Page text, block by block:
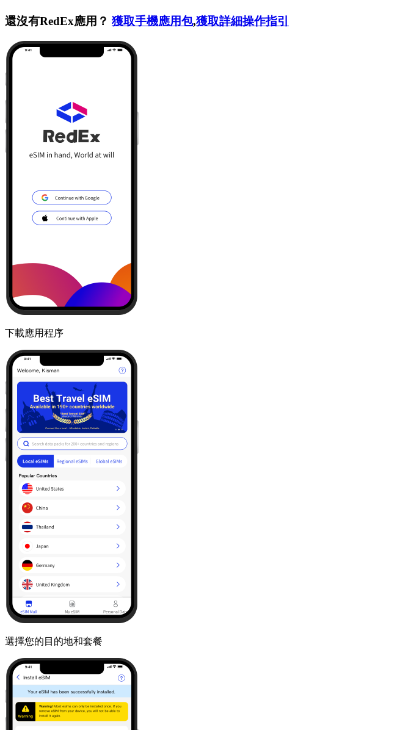
還沒有RedEx應用？ 獲取手機應用包,獲取詳細操作指引
下載應用程序
選擇您的目的地和套餐